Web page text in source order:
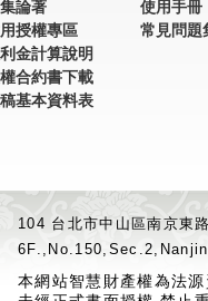
論著
授權專區
金計算說明
合約書下載
基本資料表
使用手冊
常見問題
104 台北市中山區南京東
本網站智慧財產權為法